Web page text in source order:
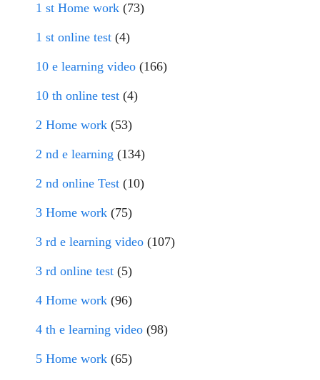
1 st Home work (73)
1 st online test (4)
10 e learning video (166)
10 th online test (4)
2 Home work (53)
2 nd e learning (134)
2 nd online Test (10)
3 Home work (75)
3 rd e learning video (107)
3 rd online test (5)
4 Home work (96)
4 th e learning video (98)
5 Home work (65)